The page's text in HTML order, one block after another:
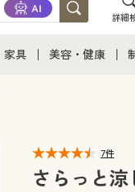
詳細
家具
具通販すべて
美容・健康
7件
さらっと